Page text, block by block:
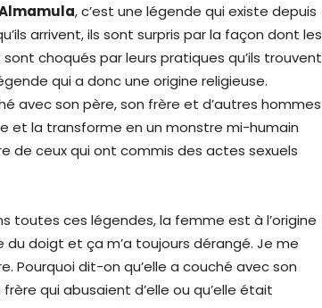
, c’est une légende qui existe depuis
arrivent, ils sont surpris par la façon dont les
choqués par leurs pratiques qu’ils trouvent
qui a donc une origine religieuse.
avec son père, son frère et d’autres hommes
et la transforme en un monstre mi-humain
de ceux qui ont commis des actes sexuels
toutes ces légendes, la femme est à l’origine
doigt et ça m’a toujours dérangé. Je me
Pourquoi dit-on qu’elle a couché avec son
qui abusaient d’elle ou qu’elle était